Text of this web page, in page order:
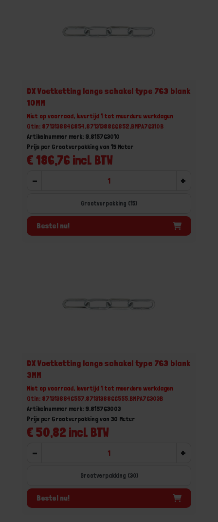
DX Voetketting lange schakel type 763 blank
10MM
Niet op voorraad, levertijd 1 tot meerdere werkdagen
Gtin: 8713138846854,8713138866852,BMPA76310B
Artikelnummer merk: 9.815763010
€ 186,76 incl. BTW
Prijs per Grootverpakking van 15 Meter
- +
Grootverpakking (15)
Bestel nu!
DX Voetketting lange schakel type 763 blank
3MM
Niet op voorraad, levertijd 1 tot meerdere werkdagen
Gtin: 8713138846557,8713138866555,BMPA76303B
Artikelnummer merk: 9.815763003
€ 50,82 incl. BTW
Prijs per Grootverpakking van 30 Meter
- +
Grootverpakking (30)
Bestel nu!